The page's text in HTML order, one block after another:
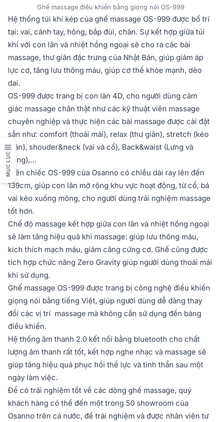
Ghế massage điều khiển bằng giọng nói OS-999
Hệ thống túi khí kép của ghế massage OS-999 được bố trí
tại: vai, cánh tay, hông, bắp đùi, chân. Sự kết hợp giữa túi
khí với con lăn và nhiệt hồng ngoại sẽ cho ra các bài
massage, thư giãn đặc trưng của Nhật Bản, giúp giảm áp
lực cơ, tăng lưu thông máu, giúp cơ thể khỏe mạnh, dẻo
dai.
OS-999 được trang bị con lăn 4D, cho người dùng cảm
giác massage chân thật như các kỹ thuật viên massage
chuyên nghiệp và thực hiện các bài massage được cài đặt
sẵn như: comfort (thoải mái), relax (thư giãn), stretch (kéo
giãn), shouder&neck (vai và cổ), Back&waist (Lưng và
hông),…
Trên chiếc OS-999 của Osanno có chiều dài ray lên đến
139cm, giúp con lăn mở rộng khu vực hoạt động, từ cổ, bả
vai kéo xuống mông, cho người dùng trải nghiệm massage
tốt hơn.
Chế độ massage kết hợp giữa con lăn và nhiệt hồng ngoại
sẽ làm tăng hiệu quả khi massage: giúp lưu thông máu,
kích thích mạch máu, giảm căng cứng cơ. Ghế cũng được
tích hợp chức năng Zero Gravity giúp người dùng thoải mái
khi sử dụng.
Ghế massage OS-999 được trang bị công nghệ điều khiển
giọng nói bằng tiếng Việt, giúp người dùng dễ dàng thay
đổi các vị trí massage mà không cần sử dụng đến bảng
điều khiển.
Hệ thống âm thanh 2.0 kết nối bằng bluetooth cho chất
lượng âm thanh rất tốt, kết hợp nghe nhạc và massage sẽ
giúp tăng hiệu quả phục hồi thể lực và tinh thần sau một
ngày làm việc.
Để có trải nghiệm tốt về các dòng ghế massage, quý
khách hàng có thể đến một trong 50 showroom của
Osanno trên cả nước, để trải nghiệm và được nhân viên tư
MỤC LỤC